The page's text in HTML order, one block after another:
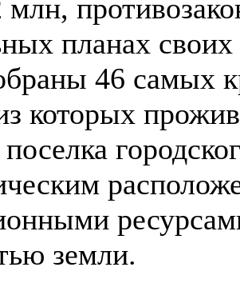
млн,
планах
46 самых
которых
земли.